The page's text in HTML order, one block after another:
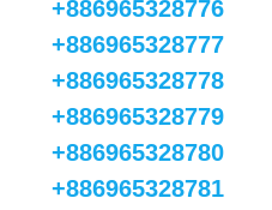
+886965328776
+886965328777
+886965328778
+886965328779
+886965328780
+886965328781